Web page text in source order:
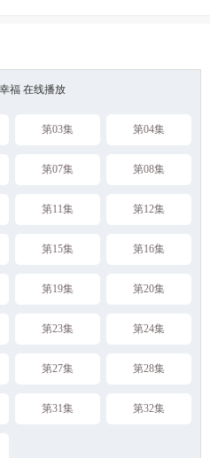
福 在线播放
第03集 第04集
第07集 第08集
第11集 第12集
第15集 第16集
第19集 第20集
第23集 第24集
第27集 第28集
第31集 第32集